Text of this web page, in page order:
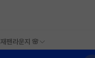
재팬라운지 🌸